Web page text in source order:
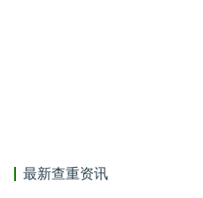
最新查重资讯